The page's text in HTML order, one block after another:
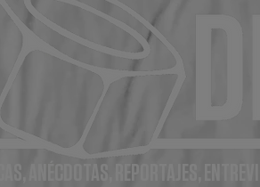
ANÉCDOTAS, REPORTAJES,